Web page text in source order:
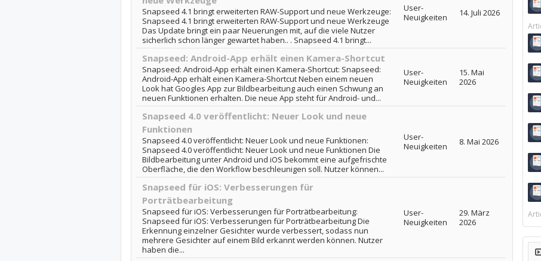
Snapseed 4.1 bringt erweiterten RAW-Support und neue Werkzeuge:
Snapseed 4.1 bringt erweiterten RAW-Support und neue Werkzeuge
Das Update bringt ein paar Neuerungen mit, auf die viele Nutzer
sicherlich schon länger gewartet haben.. . Snapseed 4.1 bringt...
User-
Neuigkeiten
14. Juli 2026
Snapseed: Android-App erhält einen Kamera-Shortcut
Snapseed: Android-App erhält einen Kamera-Shortcut: Snapseed:
Android-App erhält einen Kamera-Shortcut Neben einem neuen
Look hat Googles App zur Bildbearbeitung auch einen Schwung an
neuen Funktionen erhalten. Die neue App steht für Android- und...
User-
Neuigkeiten
15. Mai
2026
Snapseed 4.0 veröffentlicht: Neuer Look und neue
Funktionen
Snapseed 4.0 veröffentlicht: Neuer Look und neue Funktionen:
Snapseed 4.0 veröffentlicht: Neuer Look und neue Funktionen Die
Bildbearbeitung unter Android und iOS bekommt eine aufgefrischte
Oberfläche, die den Workflow beschleunigen soll. Nutzer können...
User-
Neuigkeiten
8. Mai 2026
Snapseed für iOS: Verbesserungen für
Porträtbearbeitung
Snapseed für iOS: Verbesserungen für Porträtbearbeitung:
Snapseed für iOS: Verbesserungen für Porträtbearbeitung Die
Erkennung einzelner Gesichter wurde verbessert, sodass nun
mehrere Gesichter auf einem Bild erkannt werden können. Nutzer
haben die...
User-
Neuigkeiten
29. März
2026